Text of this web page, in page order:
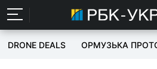
DRONE DEALS ОРМУЗЬКА